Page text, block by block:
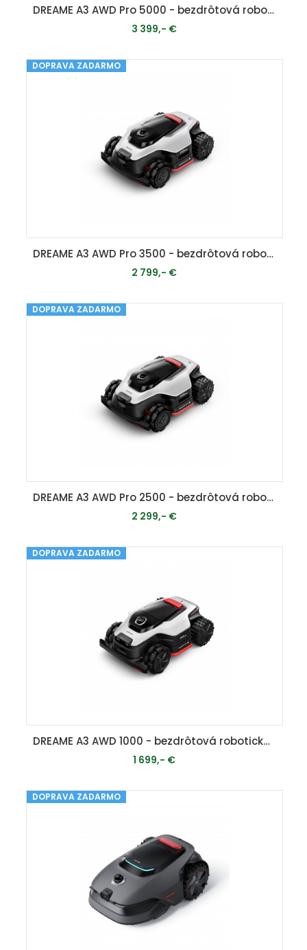
DREAME A3 AWD Pro 5000 - bezdrôtová robotická kosačka ( 5000 m2 ) s pohonom všetkých kolies
3 399,- €
MOMENTÁLNE VYPREDANÉ
DOPRAVA ZADARMO
DREAME A3 AWD Pro 3500 - bezdrôtová robotická kosačka (3500 m2) s pohonom všetkých kolies
2 799,- €
MOMENTÁLNE VYPREDANÉ
DOPRAVA ZADARMO
DREAME A3 AWD Pro 2500 - bezdrôtová robotická kosačka ( 2500 m2 ) s pohonom všetkých kolies
2 299,- €
MOMENTÁLNE VYPREDANÉ
DOPRAVA ZADARMO
DREAME A3 AWD 1000 - bezdrôtová robotická kosačka ( 1000 m2 ) s pohonom všetkých kolies
1 699,- €
MOMENTÁLNE VYPREDANÉ
DOPRAVA ZADARMO